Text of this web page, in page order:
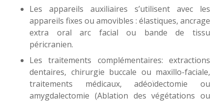
Les appareils auxiliaires s’utilisent avec les
appareils fixes ou amovibles : élastiques, ancrage
extra oral arc facial ou bande de tissu
péricranien.
Les traitements complémentaires: extractions
dentaires, chirurgie buccale ou maxillo-faciale,
traitements médicaux, adéoïdectomie ou
amygdalectomie (Ablation des végétations ou